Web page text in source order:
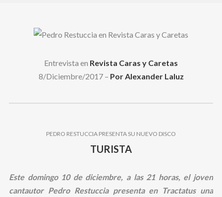
BANDCAMP
RIMEDIO E’ YUYO
CONTACTO
Entrevista en Revista Caras y Caretas
8/Diciembre/2017 – Por Alexander Laluz
PEDRO RESTUCCIA PRESENTA SU NUEVO DISCO
TURISTA
Este domingo 10 de diciembre, a las 21 horas, el joven
cantautor Pedro Restuccia presenta en Tractatus una